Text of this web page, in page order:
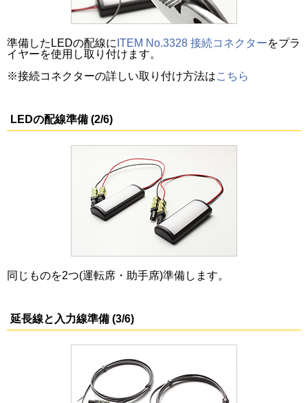
準備したLEDの配線に ITEM No.3328 接続コネクターをプラ
イヤーを使用し取り付けます。
※接続コネクターの詳しい取り付け方法はこちら
LEDの配線準備 (2/6)
同じものを2つ(運転席・助手席)準備します。
延長線と入力線準備 (3/6)